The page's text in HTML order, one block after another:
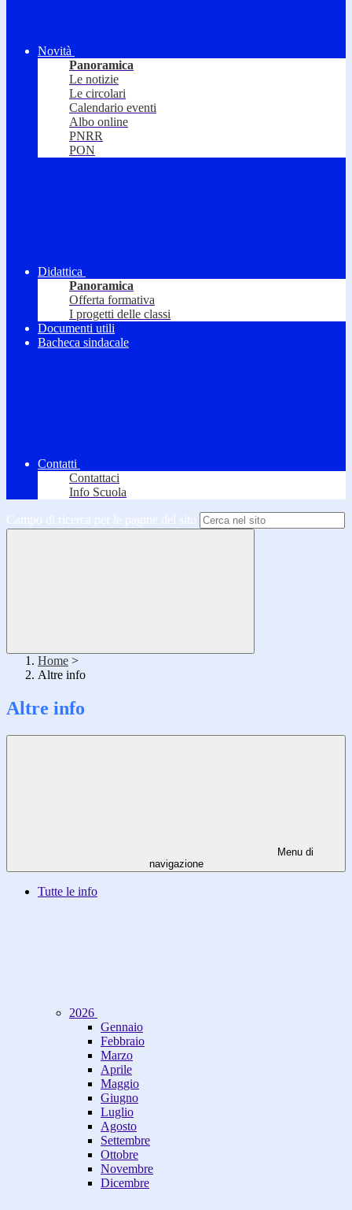
Novità
Panoramica
Le notizie
Le circolari
Calendario eventi
Albo online
PNRR
PON
Didattica
Panoramica
Offerta formativa
I progetti delle classi
Documenti utili
Bacheca sindacale
Contatti
Contattaci
Info Scuola
Campo di ricerca per le pagine del sito
Home >
Altre info
Altre info
Menu di
navigazione
Tutte le info
2026
Gennaio
Febbraio
Marzo
Aprile
Maggio
Giugno
Luglio
Agosto
Settembre
Ottobre
Novembre
Dicembre